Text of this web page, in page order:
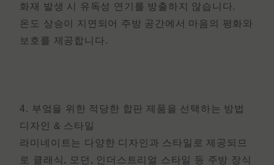
화재 발생 시 유독성 연기를 방출하지 않습니다.
온도 상승이 지연되어 주방 공간에서 마음의 평화와
보호를 제공합니다.
4. 부엌을 위한 적당한 합판 제품을 선택하는 방법
디자인 & 스타일
라미네이트는 다양한 디자인과 스타일로 제공되므
로 클래식, 모던, 인더스트리얼 스타일 등 주방 장식